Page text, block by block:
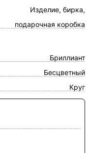
Изделие, бирка,
подарочная коробка
Бриллиант
Бесцветный
Круг